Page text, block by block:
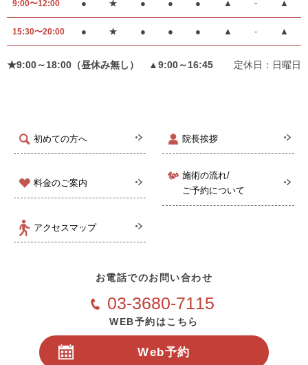
初めての方へ 院長挨拶
料金のご案内
施術の流れ/
ご予約について
アクセスマップ
9:00〜12:00 ● ★ ● ● ● ▲ - ▲
15:30〜20:00 ● ★ ● ● ● ▲ - ▲
★9:00～18:00（昼休み無し） ▲9:00～16:45 定休日：日曜日
お電話でのお問い合わせ
03-3680-7115
WEB予約はこちら
Web予約